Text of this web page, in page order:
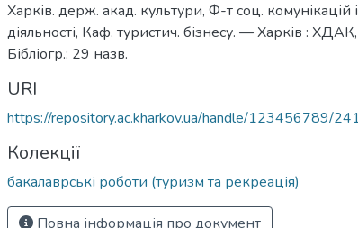
Харків. держ. акад. культури, Ф-т соц. комунікацій
діяльності, Каф. туристич. бізнесу. — Харків :
Бібліогр.: 29 назв.
URI
https://repository.ac.kharkov.ua/handle/123456789/
Колекції
бакалаврські роботи (туризм та рекреація)
Повна інформація про документ